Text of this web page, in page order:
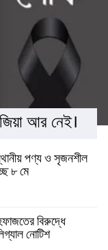
আর নেই।
পণ্য ও সৃজনশীল
৮ মে
বিরুদ্ধে
নোটিশ